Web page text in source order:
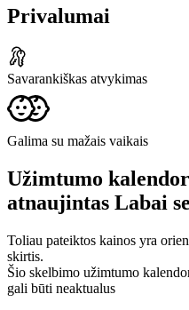
Privalumai
Savarankiškas atvykimas
Galima su mažais vaikais
Užimtumo
atnaujintas Labai
Toliau pateiktos kainos yra
skirtis.
Šio skelbimo užimtumo
gali būti neaktualus